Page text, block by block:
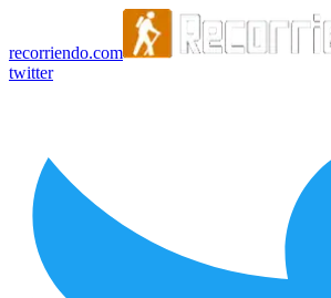
recorriendo.com
twitter